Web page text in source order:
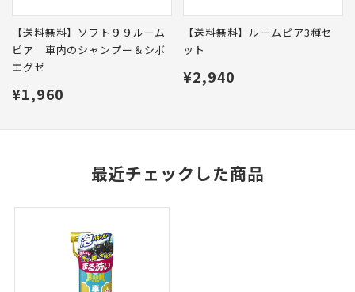
【送料無料】ソフト９９ルーム
ピア 車内のシャンプー＆シボ
エグゼ
¥1,960
【送料無料】ルームピア3種セ
ット
¥2,940
最近チェックした商品